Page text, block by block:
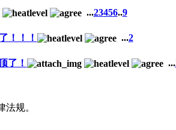
...23456..9
！！！
...2
了！ ...
规。